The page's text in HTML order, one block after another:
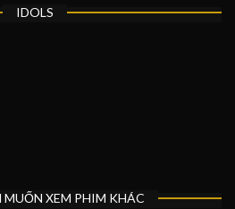
IDOLS
MUỐN XEM PHIM KHÁC